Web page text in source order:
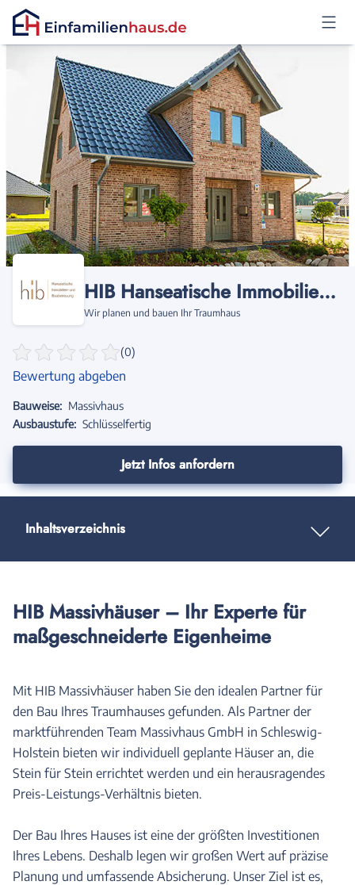
Anmelden
HIB Hanseatische Immobilien- u. Baubetreuung
Wir planen und bauen Ihr Traumhaus
(0)
Bewertung abgeben
Bauweise: Massivhaus
Ausbaustufe: Schlüsselfertig
Jetzt Infos anfordern
Inhaltsverzeichnis
HIB Massivhäuser – Ihr Experte für
maßgeschneiderte Eigenheime
Mit HIB Massivhäuser haben Sie den idealen Partner für
den Bau Ihres Traumhauses gefunden. Als Partner der
marktführenden Team Massivhaus GmbH in Schleswig-
Holstein bieten wir individuell geplante Häuser an, die
Stein für Stein errichtet werden und ein herausragendes
Preis-Leistungs-Verhältnis bieten.
Der Bau Ihres Hauses ist eine der größten Investitionen
Ihres Lebens. Deshalb legen wir großen Wert auf präzise
Planung und umfassende Absicherung. Unser Ziel ist es,